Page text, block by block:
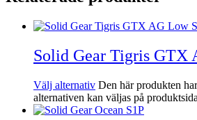
Solid Gear Tigris GTX
Välj alternativ Den här produkten
alternativen kan väljas på